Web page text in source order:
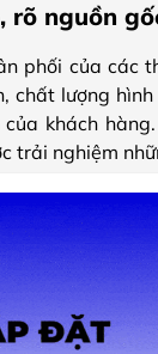
rõ nguồn
phối của các
chất lượng
khách
trải nghiệm